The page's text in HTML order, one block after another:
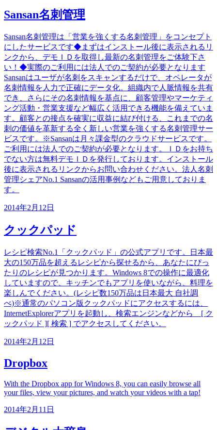
Sansan名刺管理
Sansan名刺管理は「営業を強くする名刺管理」をコンセプト
にしたサービスです◆まずはインストール後に表示されるリ
ンクから、デモＩＤを取得し最新の名刺管理をご体験下さ
い！◆実際のご利用には法人でのご契約が必要となります
Sansanはユーザが名刺をスキャンするだけで、オペレータが
名刺情報を人力で正確にデータ化。組織内で人脈情報を共有
でき、さらにその名刺情報を基点に、顧客管理やマーケティ
ング活動・営業支援など幅広く活用できる機能を備えていま
す。顧客との接点を確実に収益に結び付ける、これまでの名
刺の価値を革新する全く新しい営業を強くする名刺管理サー
ビスです。※Sansanは月々課金型のクラウドサービスです。
ご利用には法人でのご契約が必要となります。ＩＤをお持ち
でない方は無料デモＩＤを発行しております。インストール
後に表示されるリンクからお問い合わせください。法人名刺
管理シェアNo.1 Sansanの活用事例などもご用意しておりま
す。
2014年2月12日
クックパッド
レシピ検索No.1「クックパッド」の公式アプリです。日本最
大の150万品を超えるレシピから探せるから、あなたにぴっ
たりのレシピが見つかります。Windows 8での操作に最適化
していますので、キッチンでもアプリを使いながら、料理を
楽しんでください。(レシピ数150万品は日本最大 自社調
べ)※通常のパソコン版クックパッドにアクセスするには、
InternetExplorerアプリを起動し、検索エンジンなどから [ ク
ックパッド ][ 検索 ] でアクセスしてください。
2014年2月12日
Dropbox
With the Dropbox app for Windows 8, you can easily browse all
your files, view your pictures, and watch your videos with a tap!
2014年2月11日